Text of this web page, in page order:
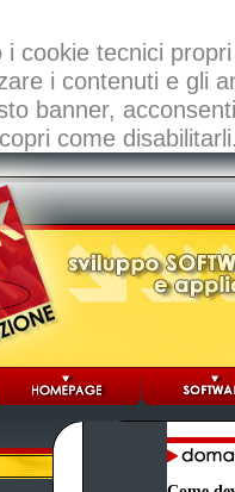
i cookie tecnici
i contenuti e gli
banner,
come